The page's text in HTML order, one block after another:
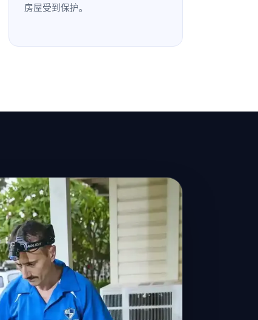
房屋受到保护。